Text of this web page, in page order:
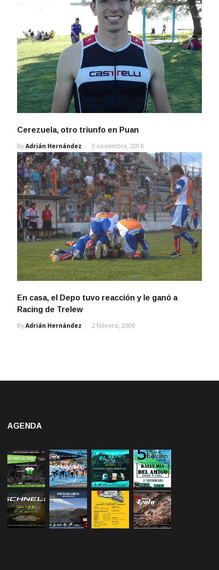
Cerezuela, otro triunfo en Puan
ByAdrián Hernández 5 noviembre, 2018
En casa, el Depo tuvo reacción y le ganó a
Racing de Trelew
ByAdrián Hernández 2 febrero, 2009
AGENDA